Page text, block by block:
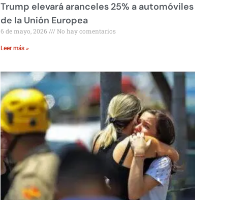
Trump elevará aranceles 25% a automóviles
de la Unión Europea
6 de mayo, 2026 No hay comentarios
Leer más »